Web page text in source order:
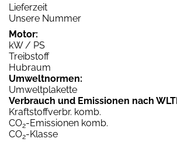
Lieferzeit
Unsere Nummer
Motor:
kW / PS
Treibstoff
Hubraum
Umweltnormen:
Umweltplakette
Verbrauch und Emissionen nach
Kraftstoffverbr. komb.
CO2-Emissionen komb.
CO2-Klasse